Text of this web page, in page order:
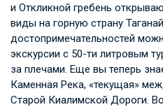
и Откликной гребень
виды на горную страну
достопримечательностей
экскурсии с 50-ти литровым
за плечами. Еще вы теперь
Каменная Река, «текущая»
Старой Киалимской Дороги.